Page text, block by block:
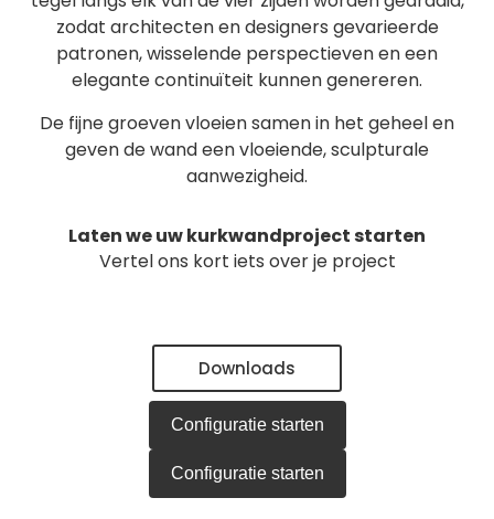
zodat architecten en designers gevarieerde
patronen, wisselende perspectieven en een
elegante continuïteit kunnen genereren.
De fijne groeven vloeien samen in het geheel en
geven de wand een vloeiende, sculpturale
aanwezigheid.
Laten we uw kurkwandproject starten
Vertel ons kort iets over je project
Downloads
Configuratie starten
Configuratie starten